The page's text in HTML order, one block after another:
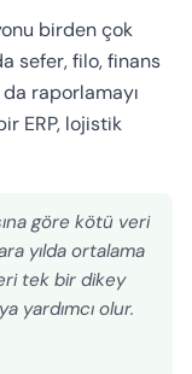
birden çok
sefer, filo, finans
raporlamayı
ERP, lojistik
göre kötü veri
yılda ortalama
tek bir dikey
yardımcı olur.